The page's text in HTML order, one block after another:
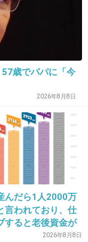
ね。もうピ
-23
だね。
-8
歳でパパに「今
2026年8月8日
んだら1人2000万
言われており、仕
すると老後資金が
い…一方、子育て
2026年8月8日